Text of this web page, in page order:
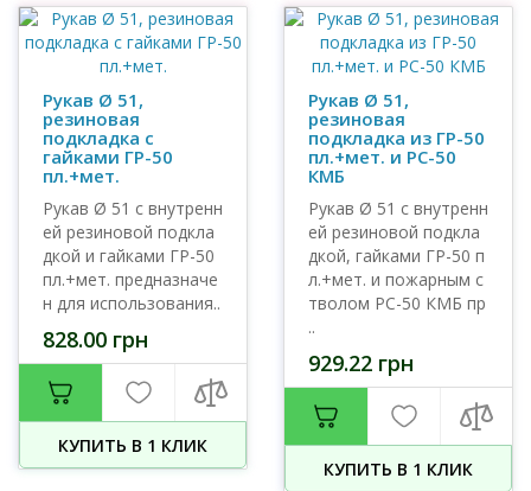
Рукав Ø 51,
резиновая
подкладка с
гайками ГР-50
пл.+мет.
Рукав Ø 51 с внутренн
ей резиновой подкла
дкой и гайками ГР-50
пл.+мет. предназначе
н для использования..
828.00 грн
КУПИТЬ В 1 КЛИК
Рукав Ø 51,
резиновая
подкладка из ГР-50
пл.+мет. и РС-50
КМБ
Рукав Ø 51 с внутренн
ей резиновой подкла
дкой, гайками ГР-50 п
л.+мет. и пожарным с
тволом РС-50 КМБ пр
..
929.22 грн
КУПИТЬ В 1 КЛИК